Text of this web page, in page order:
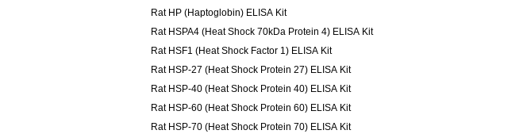
Rat HP (Haptoglobin) ELISA Kit
Rat HSPA4 (Heat Shock 70kDa Protein 4) ELISA Kit
Rat HSF1 (Heat Shock Factor 1) ELISA Kit
Rat HSP-27 (Heat Shock Protein 27) ELISA Kit
Rat HSP-40 (Heat Shock Protein 40) ELISA Kit
Rat HSP-60 (Heat Shock Protein 60) ELISA Kit
Rat HSP-70 (Heat Shock Protein 70) ELISA Kit